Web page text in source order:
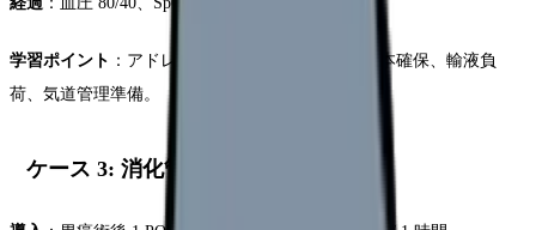
学習ポイント ：アドレナリン筋注、静脈ルート 2 本確保、輸液負
荷、気道管理準備。
ケース 3: 消化管出血